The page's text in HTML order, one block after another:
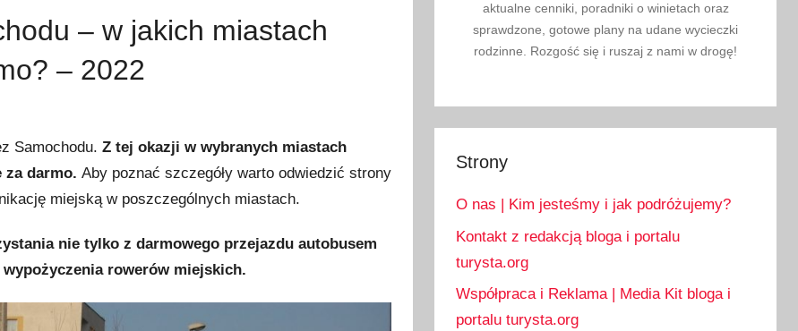
– w jakich miastach
– 2022
Samochodu. Z tej okazji w wybranych miastach
za darmo. Aby poznać szczegóły warto odwiedzić strony
miejską w poszczególnych miastach.
nie tylko z darmowego przejazdu autobusem
rowerów miejskich.
aktualne cenniki, poradniki o winietach oraz
sprawdzone, gotowe plany na udane wycieczki
rodzinne. Rozgość się i ruszaj z nami w drogę!
Strony
O nas | Kim jesteśmy i jak podróżujemy?
Kontakt z redakcją bloga i portalu
turysta.org
Współpraca i Reklama | Media Kit bloga i
portalu turysta.org